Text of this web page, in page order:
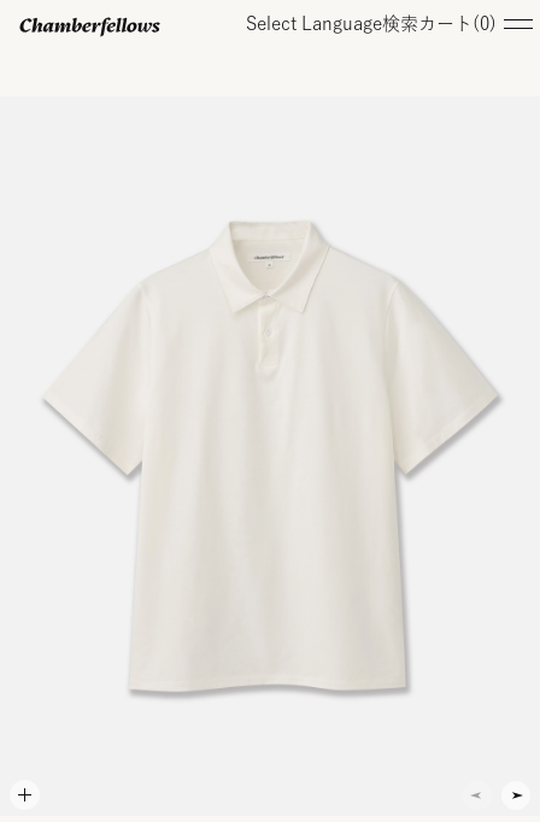
Select Language検索 カート( 0)
お知らせ